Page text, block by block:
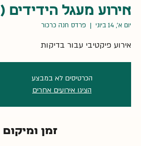
אירוע מעגל הידידים (1)
יום א׳, 14 ביוני
  |
פרדס חנה כרכור
אירוע פיקטיבי עבור בדיקות
הכרטיסים לא במבצע
הציגו אירועים אחרים
זמן ומיקום